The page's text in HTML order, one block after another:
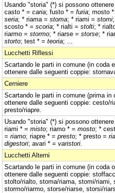
Usando "storia" (*) si possono
casto * = caria; fusto * = furia; mosto *
seria; * riama = stoma; * riami = stomi
scosto * = scoria; * rialti = stolti; *
riarmo = stormo; * riarse = storse; *
storto; test * = teoria; ...
Lucchetti Riflessi
Scartando le parti in comune (in coda
ottenere dalle seguenti coppie:
Cerniere
Scartando le parti in comune (prima
ottenere dalle seguenti coppie: cesto/
presto/riapre.
Usando "storia" (*) si possono
riami * = misto; riamo * = mosto; *
= riamo; riapre * = presto; * presto =
digestori; avari * = varistori
Lucchetti Alterni
Scartando le parti in comune (in coda
ottenere dalle seguenti coppie:
stolto/rialto, stoma/riama, stomi/riami,
stormo/riarmo, storse/riarse, storsi/